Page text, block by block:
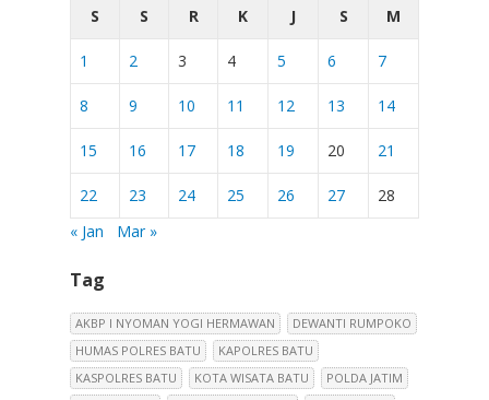
S
S R K J S M
1 2 3 4 5 6 7
8 9 10 11 12 13 14
15 16 17 18 19 20 21
22 23 24 25 26 27
28
« Jan
Mar »
Tag
AKBP I NYOMAN YOGI HERMAWAN
DEWANTI RUMPOKO
HUMAS POLRES BATU
KAPOLRES BATU
KASPOLRES BATU
KOTA WISATA BATU
POLDA JATIM